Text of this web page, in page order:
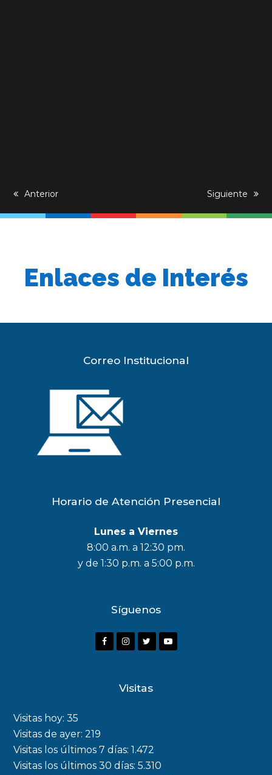
previous
Anterior
next
Siguiente
Enlaces de Interés
Correo Institucional
Horario de Atención Presencial
Lunes a Viernes
8:00 a.m. a 12:30 pm.
y de 1:30 p.m. a 5:00 p.m.
Síguenos
F
o
k
I
a
r
Y
Visitas
Visitas hoy:35
Visitas de ayer:219
Visitas los últimos 7 días:1.472
Visitas los últimos 30 días:5.310